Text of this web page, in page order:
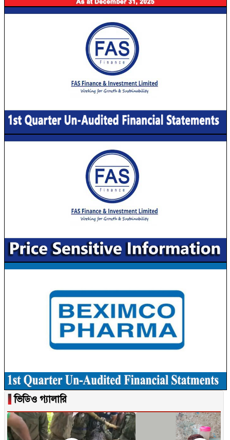
▐ভিডিও গ্যালারি